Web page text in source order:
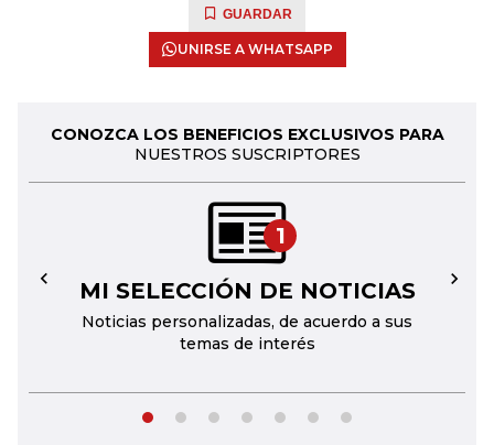
GUARDAR
UNIRSE A WHATSAPP
CONOZCA LOS BENEFICIOS EXCLUSIVOS PARA
NUESTROS SUSCRIPTORES
1
MI SELECCIÓN DE NOTICIAS
Noticias personalizadas, de acuerdo a sus
temas de interés
← →